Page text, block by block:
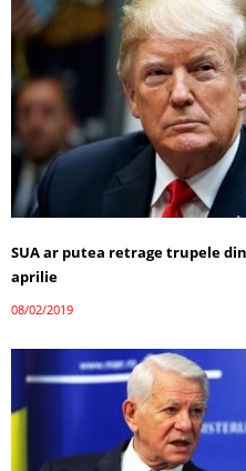
SUA ar putea retrage trupele
aprilie
08/02/2019